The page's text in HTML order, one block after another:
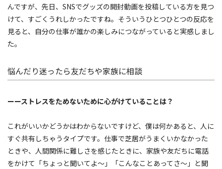
んですが、先日、SNSでグッズの開封動画を投稿している方を見つ
けて、すごくうれしかったですね。そういうひとつひとつの反応を
見ると、自分の仕事が誰かの楽しみにつながっていると実感しまし
た。
悩んだり迷ったら友だちや家族に相談
ーーストレスをためないために心がけていることは？
これがいいかどうかはわからないですけど、僕は何かあると、人に
すぐ共有しちゃうタイプです。仕事で芝居がうまくいかなかった
ときや、人間関係に難しさを感じたときに、家族や友だちに電話
をかけて「ちょっと聞いてよ〜」「こんなことあってさ〜」と聞